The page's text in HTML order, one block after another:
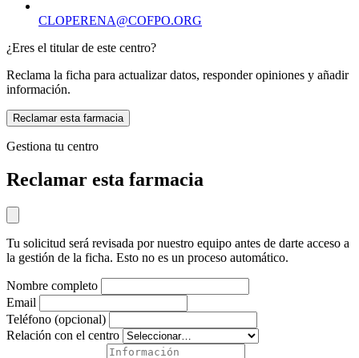
CLOPERENA@COFPO.ORG
¿Eres el titular de este centro?
Reclama la ficha para actualizar datos, responder opiniones y añadir
información.
Reclamar esta farmacia
Gestiona tu centro
Reclamar esta farmacia
Tu solicitud será revisada por nuestro equipo antes de darte acceso a
la gestión de la ficha. Esto no es un proceso automático.
Nombre completo
Email
Teléfono (opcional)
Relación con el centro